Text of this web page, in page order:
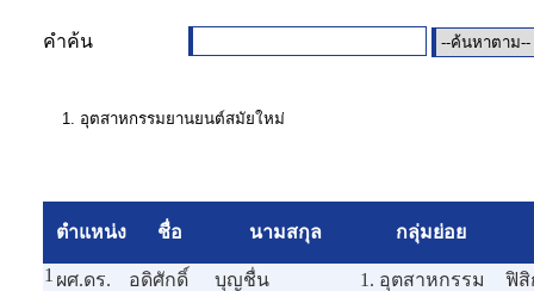
คำค้น
ตำแหน่ง ชื่อ นามสกุล กลุ่มย่อย
1 ผศ.ดร. อดิศักดิ์ บุญชื่น
1. อุตสาหกรรม
ฟิสิ